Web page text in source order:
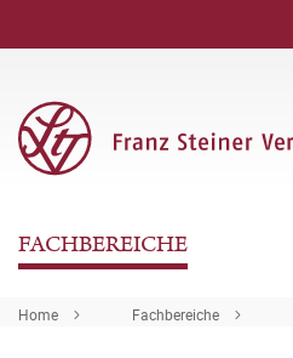
FACHBEREICHE
Home Fachbereiche